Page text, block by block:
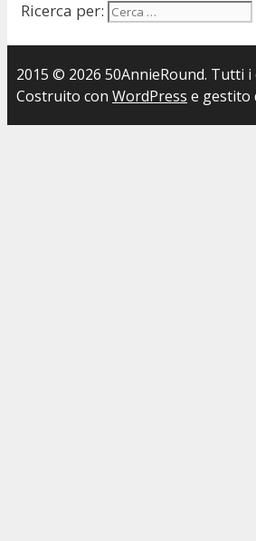
Ricerca per:
2015 © 2026 50AnnieRound. Tutti
Costruito con WordPress e gestito